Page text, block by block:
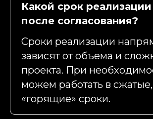
Какой срок
после согласования?
Сроки реализации
зависят от объема и
проекта. При
можем работать в сжатые,
«горящие» сроки.